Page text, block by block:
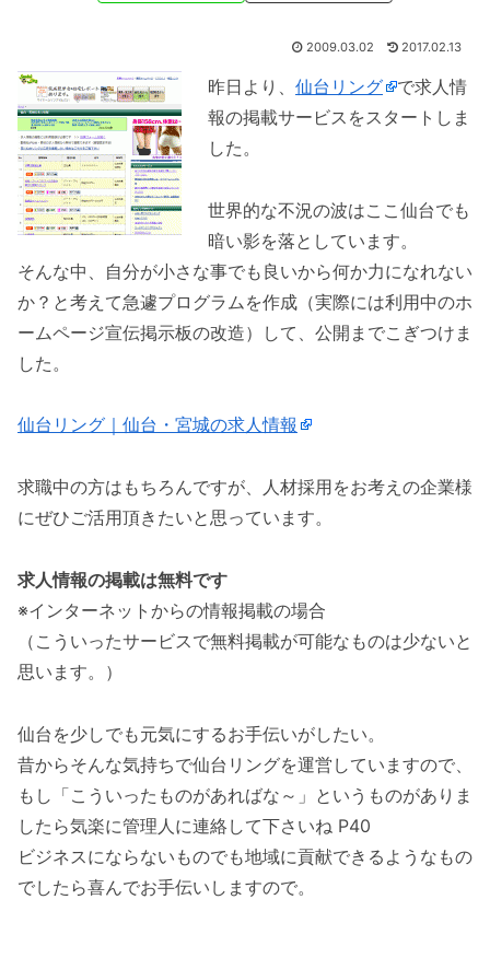
2009.03.02 2017.02.13
昨日より、 仙台リング
で求人情
報の掲載サービスをスタートしま
した。
世界的な不況の波はここ仙台でも
暗い影を落としています。
そんな中、自分が小さな事でも良いから何か力になれない
か？と考えて急遽プログラムを作成（実際には利用中のホ
ームページ宣伝掲示板の改造）して、公開までこぎつけま
した。
仙台リング｜仙台・宮城の求人情報
求職中の方はもちろんですが、人材採用をお考えの企業様
にぜひご活用頂きたいと思っています。
求人情報の掲載は無料です
※インターネットからの情報掲載の場合
（こういったサービスで無料掲載が可能なものは少ないと
思います。）
仙台を少しでも元気にするお手伝いがしたい。
昔からそんな気持ちで仙台リングを運営していますので、
もし「こういったものがあればな～」というものがありま
したら気楽に管理人に連絡して下さいね P40
ビジネスにならないものでも地域に貢献できるようなもの
でしたら喜んでお手伝いしますので。